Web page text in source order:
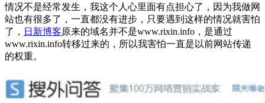
情况不是经常发生，我这个人心里面有点担心了，因为我做网
站也有很多了，一直都没有进步，只要遇到这样的情况就害怕
了， 日新博客原来的域名并不是www.rixin.info，是通过
www.rixin.info转移过来的，所以我害怕一直是以前网站传递
的权重。